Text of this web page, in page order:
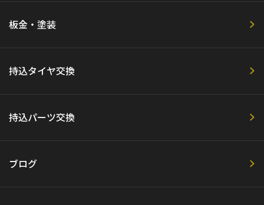
板金・塗装
持込タイヤ交換
持込パーツ交換
ブログ